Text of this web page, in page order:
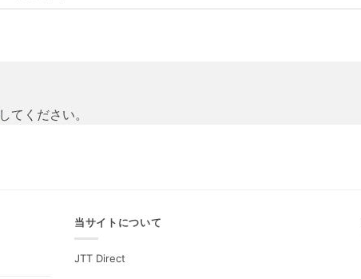
してください。
当サイトについて
JTT Direct